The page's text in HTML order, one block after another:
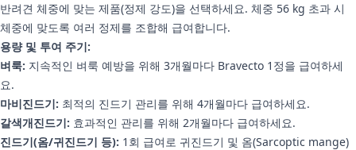
반려견 체중에 맞는 제품(정제 강도)을 선택하세요. 체중 56 kg 초과 시
체중에 맞도록 여러 정제를 조합해 급여합니다.
용량 및 투여 주기:
벼룩: 지속적인 벼룩 예방을 위해 3개월마다 Bravecto 1정을 급여하세
요.
마비진드기: 최적의 진드기 관리를 위해 4개월마다 급여하세요.
갈색개진드기: 효과적인 관리를 위해 2개월마다 급여하세요.
진드기(옴/귀진드기 등): 1회 급여로 귀진드기 및 옴(Sarcoptic mange)